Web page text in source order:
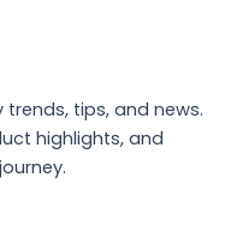
tips, and news.
highlights, and